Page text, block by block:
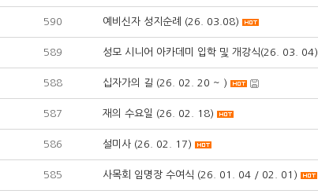
590 예비신자 성지순례 (26. 03.08)
589 성모 시니어 아카데미 입학 및 개강식(26. 03. 04)
588 십자가의 길 (26. 02. 20 ~ )
587 재의 수요일 (26. 02. 18)
586 설미사 (26. 02. 17)
585 사목회 임명장 수여식 (26. 01. 04 / 02. 01)